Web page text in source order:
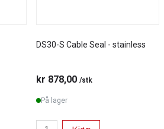
DS30-S Cable Seal - stainless
kr 878,00 /stk
På lager